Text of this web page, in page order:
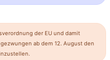
der EU und damit
ab dem 12. August den